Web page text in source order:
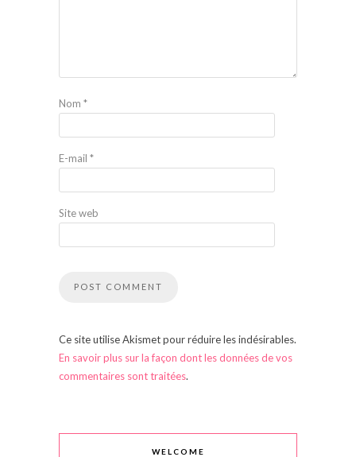
Nom *
E-mail *
Site web
Ce site utilise Akismet pour réduire les indésirables.
En savoir plus sur la façon dont les données de vos
commentaires sont traitées.
WELCOME